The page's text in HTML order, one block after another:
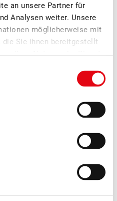
an unsere Partner für
Analysen weiter. Unsere
möglicherweise mit
die Sie ihnen bereitgestellt
Obstbau und